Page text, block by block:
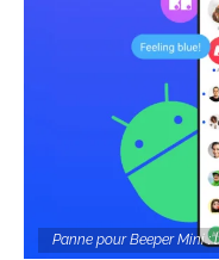
Panne pour Beeper Mini